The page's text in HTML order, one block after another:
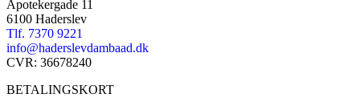
Apotekergade 11
6100 Haderslev
Tlf. 7370 9221
info@haderslevdambaad.dk
CVR: 36678240
BETALINGSKORT